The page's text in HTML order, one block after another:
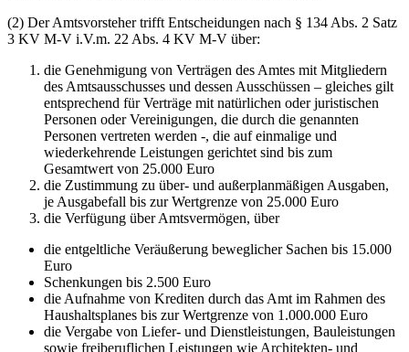
(2) Der Amtsvorsteher trifft Entscheidungen nach § 134 Abs. 2 Satz
3 KV M-V i.V.m. 22 Abs. 4 KV M-V über:
die Genehmigung von Verträgen des Amtes mit Mitgliedern
des Amtsausschusses und dessen Ausschüssen – gleiches gilt
entsprechend für Verträge mit natürlichen oder juristischen
Personen oder Vereinigungen, die durch die genannten
Personen vertreten werden -, die auf einmalige und
wiederkehrende Leistungen gerichtet sind bis zum
Gesamtwert von 25.000 Euro
die Zustimmung zu über- und außerplanmäßigen Ausgaben,
je Ausgabefall bis zur Wertgrenze von 25.000 Euro
die Verfügung über Amtsvermögen, über
die entgeltliche Veräußerung beweglicher Sachen bis 15.000
Euro
Schenkungen bis 2.500 Euro
die Aufnahme von Krediten durch das Amt im Rahmen des
Haushaltsplanes bis zur Wertgrenze von 1.000.000 Euro
die Vergabe von Liefer- und Dienstleistungen, Bauleistungen
sowie freiberuflichen Leistungen wie Architekten- und